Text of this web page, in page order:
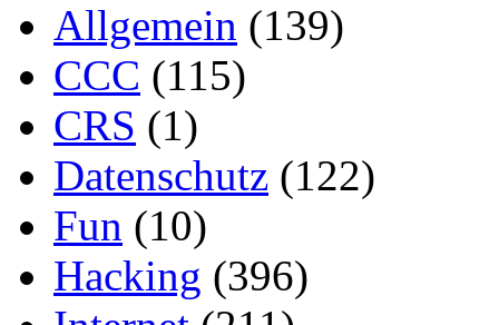
Allgemein (139)
CCC (115)
CRS (1)
Datenschutz (122)
Fun (10)
Hacking (396)